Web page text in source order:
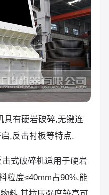
具有硬岩破碎,无键连
,反击衬板等特点.
式破碎机适用于硬岩
粒度≤40mm占90%,能